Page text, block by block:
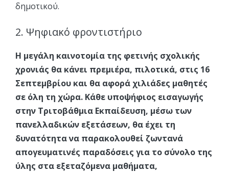
δημοτικού.
2. Ψηφιακό φροντιστήριο
Η μεγάλη καινοτομία της φετινής σχολικής
χρονιάς θα κάνει πρεμιέρα, πιλοτικά, στις 16
Σεπτεμβρίου και θα αφορά χιλιάδες μαθητές
σε όλη τη χώρα. Κάθε υποψήφιος εισαγωγής
στην Τριτοβάθμια Εκπαίδευση, μέσω των
πανελλαδικών εξετάσεων, θα έχει τη
δυνατότητα να παρακολουθεί ζωντανά
απογευματινές παραδόσεις για το σύνολο της
ύλης στα εξεταζόμενα μαθήματα,